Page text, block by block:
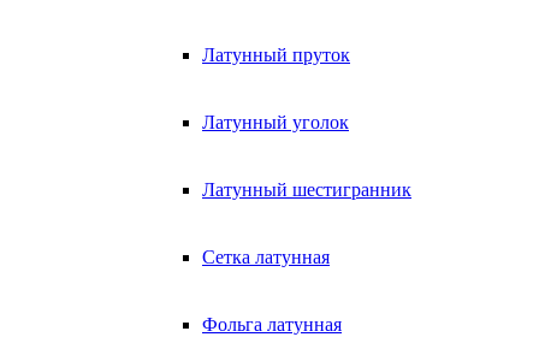
Латунный пруток
Латунный уголок
Латунный шестигранник
Сетка латунная
Фольга латунная